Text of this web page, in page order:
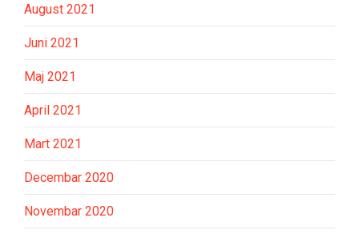
August 2021
Juni 2021
Maj 2021
April 2021
Mart 2021
Decembar 2020
Novembar 2020